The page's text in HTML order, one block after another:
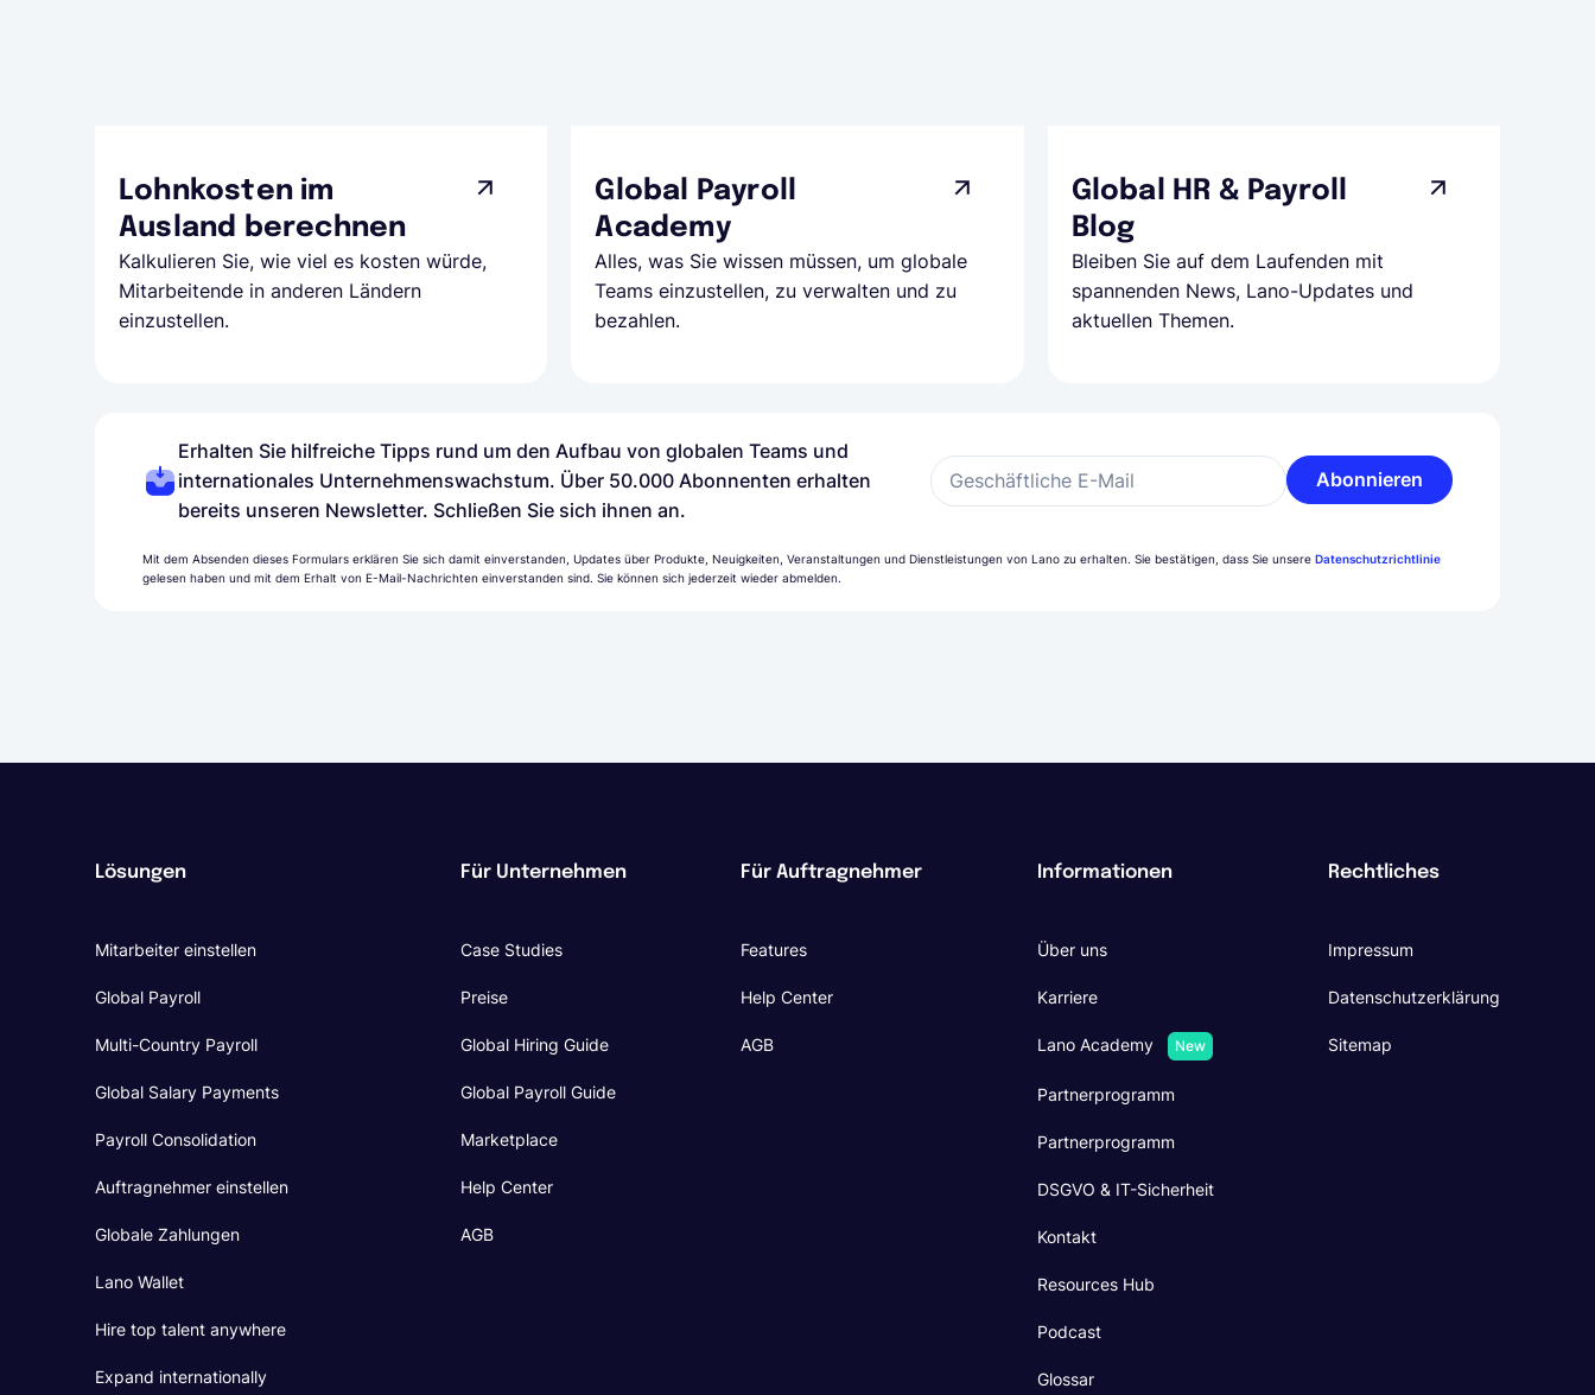
Lohnkosten im
Ausland berechnen
Kalkulieren Sie, wie viel es kosten würde,
Mitarbeitende in anderen Ländern
einzustellen.
Global Payroll
Academy
Alles, was Sie wissen müssen, um globale
Teams einzustellen, zu verwalten und zu
bezahlen.
Global HR & Payroll
Blog
Bleiben Sie auf dem Laufenden mit
spannenden News, Lano-Updates und
aktuellen Themen.
Erhalten Sie hilfreiche Tipps rund um den Aufbau von globalen Teams und
internationales Unternehmenswachstum. Über 50.000 Abonnenten erhalten
bereits unseren Newsletter. Schließen Sie sich ihnen an.
Geschäftliche E-Mail Abonnieren
Mit dem Absenden dieses Formulars erklären Sie sich damit einverstanden, Updates über Produkte, Neuigkeiten, Veranstaltungen und Dienstleistungen von Lano zu erhalten. Sie bestätigen, dass Sie unsere Datenschutzrichtlinie
gelesen haben und mit dem Erhalt von E-Mail-Nachrichten einverstanden sind. Sie können sich jederzeit wieder abmelden.
Lösungen
Mitarbeiter einstellen
Global Payroll
Multi-Country Payroll
Global Salary Payments
Payroll Consolidation
Auftragnehmer einstellen
Globale Zahlungen
Lano Wallet
Hire top talent anywhere
Expand internationally
Für Unternehmen
Case Studies
Preise
Global Hiring Guide
Global Payroll Guide
Marketplace
Help Center
AGB
Für Auftragnehmer
Features
Help Center
AGB
Informationen
Über uns
Karriere
Lano Academy New
Partnerprogramm
Partnerprogramm
DSGVO & IT-Sicherheit
Kontakt
Resources Hub
Podcast
Glossar
Rechtliches
Impressum
Datenschutzerklärung
Sitemap